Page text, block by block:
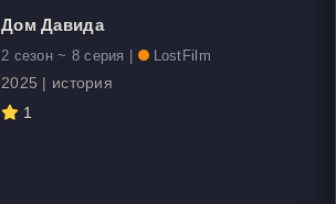
Дом Давида
2 сезон ~ 8 серия | LostFilm
2025 | история
1